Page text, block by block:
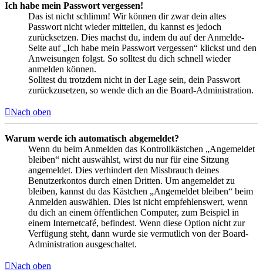
Ich habe mein Passwort vergessen!
Das ist nicht schlimm! Wir können dir zwar dein altes
Passwort nicht wieder mitteilen, du kannst es jedoch
zurücksetzen. Dies machst du, indem du auf der Anmelde-
Seite auf „Ich habe mein Passwort vergessen“ klickst und den
Anweisungen folgst. So solltest du dich schnell wieder
anmelden können.
Solltest du trotzdem nicht in der Lage sein, dein Passwort
zurückzusetzen, so wende dich an die Board-Administration.
Nach oben
Warum werde ich automatisch abgemeldet?
Wenn du beim Anmelden das Kontrollkästchen „Angemeldet
bleiben“ nicht auswählst, wirst du nur für eine Sitzung
angemeldet. Dies verhindert den Missbrauch deines
Benutzerkontos durch einen Dritten. Um angemeldet zu
bleiben, kannst du das Kästchen „Angemeldet bleiben“ beim
Anmelden auswählen. Dies ist nicht empfehlenswert, wenn
du dich an einem öffentlichen Computer, zum Beispiel in
einem Internetcafé, befindest. Wenn diese Option nicht zur
Verfügung steht, dann wurde sie vermutlich von der Board-
Administration ausgeschaltet.
Nach oben